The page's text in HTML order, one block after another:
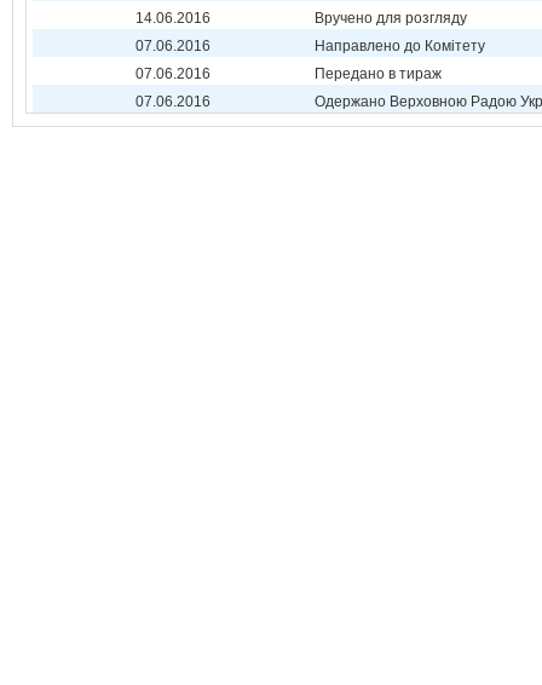
14.06.2016
Вручено для розгляду
07.06.2016
Направлено до Комітету
07.06.2016
Передано в тираж
07.06.2016
Одержано Верховною Радою